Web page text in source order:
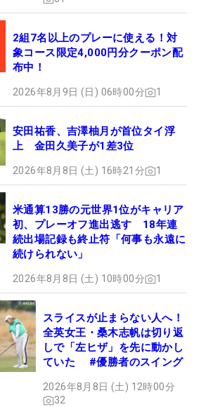
2組7名以上のプレーに使える！対
象コース限定4,000円分クーポン配
布中！
2026年8月9日 (日) 06時00分 1
安田祐香、吉澤柚月が首位タイ浮
上 金田久美子が1差3位
2026年8月8日 (土) 16時21分 1
米通算13勝の元世界1位がキャリア
初、プレーオフ進出逃す 18年連
続出場記録も終止符「何事も永遠に
続けられない」
2026年8月8日 (土) 10時00分 1
スライスが止まらない人へ！
全英女王・桑木志帆は切り返
しで「左ヒザ」を先に動かし
ていた #優勝者のスイング
2026年8月8日 (土) 12時00分
32